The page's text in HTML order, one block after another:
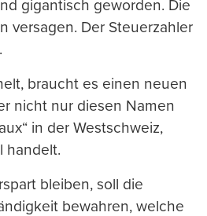
gigantisch geworden. Die
versagen. Der Steuerzahler
braucht es einen neuen
nicht nur diesen Namen
in der Westschweiz,
handelt.
bleiben, soll die
bewahren, welche